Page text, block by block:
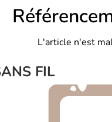
L'article n'est
FIL